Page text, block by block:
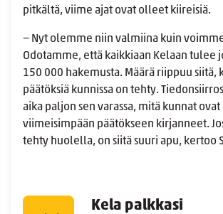
pitkältä, viime ajat ovat olleet kiireisiä.
− Nyt olemme niin valmiina kuin
Odotamme, että kaikkiaan Kelaan tulee
150 000 hakemusta. Määrä riippuu siitä,
päätöksiä kunnissa on tehty.
aika paljon sen varassa, mitä kunnat ovat
viimeisimpään päätökseen kirjanneet.
tehty huolella, on siitä suuri apu, kertoo
Kela palkkasi